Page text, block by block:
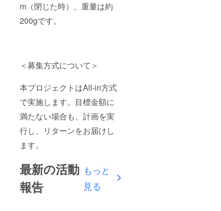
m（閉じた時）、重量は約
200gです。
＜募集方式について＞
本プロジェクトはAll-in方式
で実施します。目標金額に
満たない場合も、計画を実
行し、リターンをお届けし
ます。
最新の活動
報告
もっと
見る